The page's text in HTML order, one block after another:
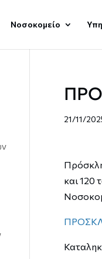
Νοσοκομείο
21/11/
και 120